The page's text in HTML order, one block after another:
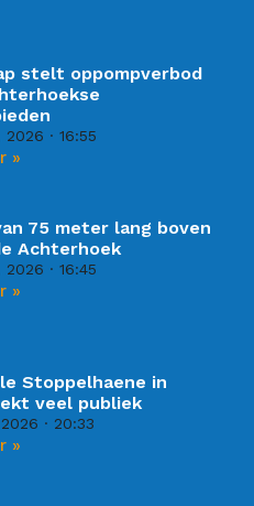
stelt oppompverbod
2026 16:55
»
75 meter lang boven
Achterhoek
2026 16:45
»
Stoppelhaene in
veel publiek
20:33
»